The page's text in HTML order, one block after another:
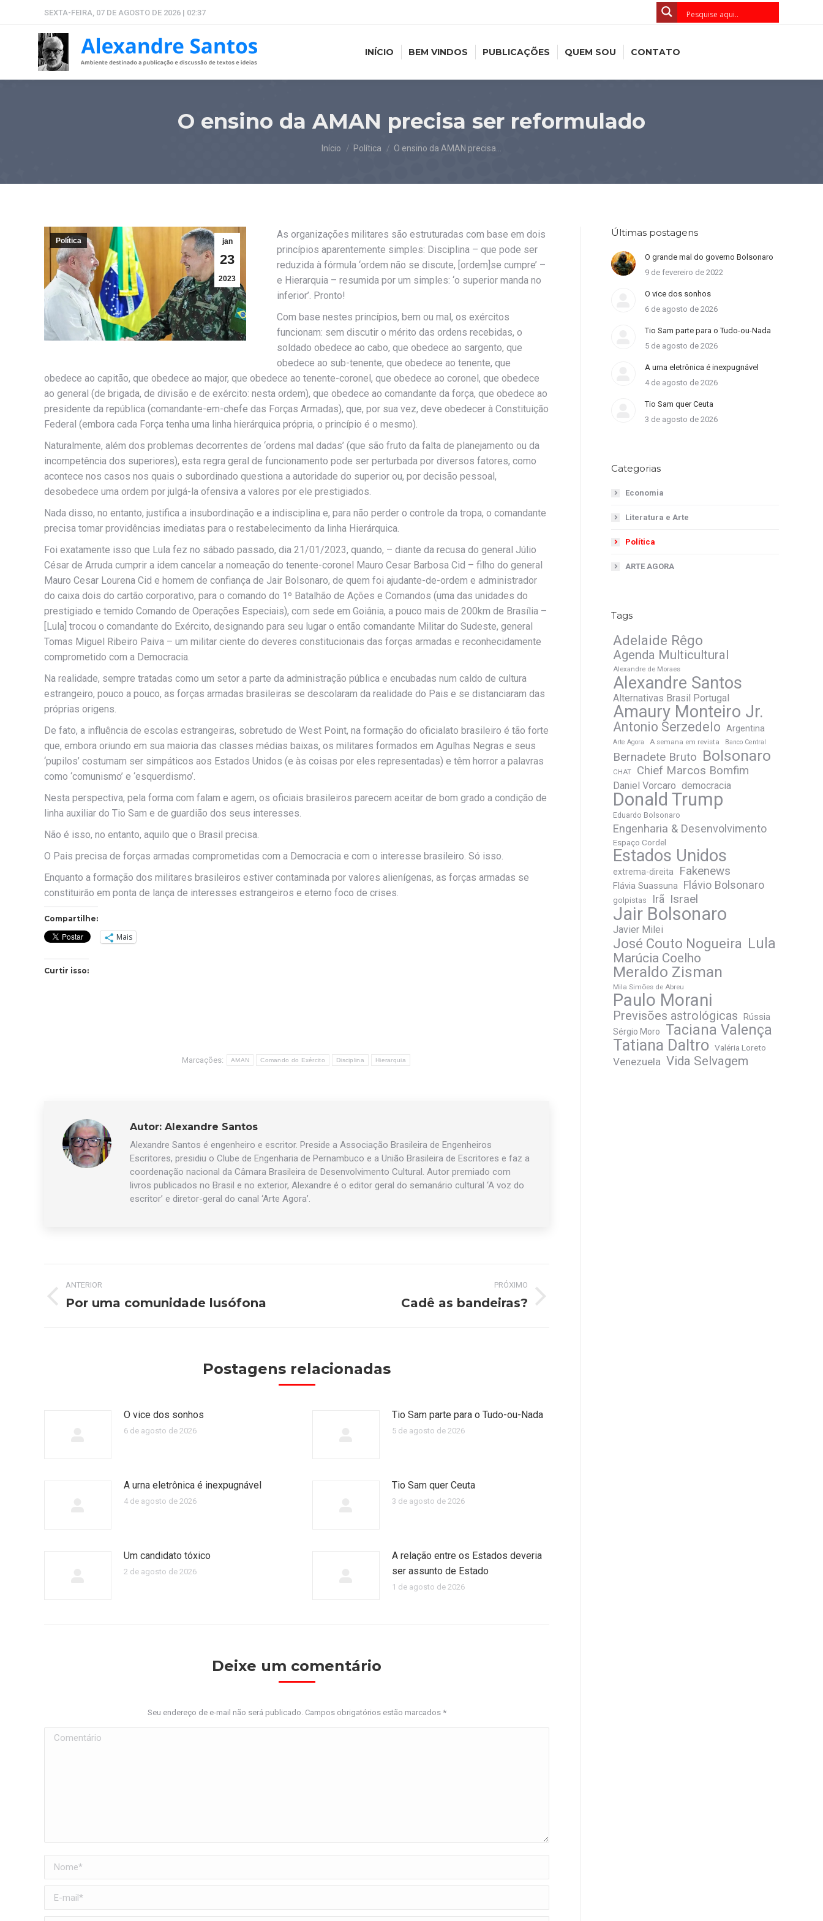
SEXTA-FEIRA, 07 DE AGOSTO DE 2026 | 02:37
INÍCIO BEM VINDOS PUBLICAÇÕES QUEM SOU CONTATO
O ensino da AMAN precisa ser reformulado
Você está aqui:
Início Política O ensino da AMAN precisa…
jan
23
2023
Política
As organizações militares são estruturadas com base em dois
princípios aparentemente simples: Disciplina – que pode ser
reduzida à fórmula ‘ordem não se discute, [ordem]se cumpre’ –
e Hierarquia – resumida por um simples: ‘o superior manda no
inferior’. Pronto!
Com base nestes princípios, bem ou mal, os exércitos
funcionam: sem discutir o mérito das ordens recebidas, o
soldado obedece ao cabo, que obedece ao sargento, que
obedece ao sub-tenente, que obedece ao tenente, que
obedece ao capitão, que obedece ao major, que obedece ao tenente-coronel, que obedece ao coronel, que obedece
ao general (de brigada, de divisão e de exército: nesta ordem), que obedece ao comandante da força, que obedece ao
presidente da república (comandante-em-chefe das Forças Armadas), que, por sua vez, deve obedecer à Constituição
Federal (embora cada Força tenha uma linha hierárquica própria, o princípio é o mesmo).
Naturalmente, além dos problemas decorrentes de ‘ordens mal dadas’ (que são fruto da falta de planejamento ou da
incompetência dos superiores), esta regra geral de funcionamento pode ser perturbada por diversos fatores, como
acontece nos casos nos quais o subordinado questiona a autoridade do superior ou, por decisão pessoal,
desobedece uma ordem por julgá-la ofensiva a valores por ele prestigiados.
Nada disso, no entanto, justifica a insubordinação e a indisciplina e, para não perder o controle da tropa, o comandante
precisa tomar providências imediatas para o restabelecimento da linha Hierárquica.
Foi exatamente isso que Lula fez no sábado passado, dia 21/01/2023, quando, – diante da recusa do general Júlio
César de Arruda cumprir a idem cancelar a nomeação do tenente-coronel Mauro Cesar Barbosa Cid – filho do general
Mauro Cesar Lourena Cid e homem de confiança de Jair Bolsonaro, de quem foi ajudante-de-ordem e administrador
do caixa dois do cartão corporativo, para o comando do 1º Batalhão de Ações e Comandos (uma das unidades do
prestigiado e temido Comando de Operações Especiais), com sede em Goiânia, a pouco mais de 200km de Brasília –
[Lula] trocou o comandante do Exército, designando para seu lugar o então comandante Militar do Sudeste, general
Tomas Miguel Ribeiro Paiva – um militar ciente do deveres constitucionais das forças armadas e reconhecidamente
comprometido com a Democracia.
Na realidade, sempre tratadas como um setor a parte da administração pública e encubadas num caldo de cultura
estrangeiro, pouco a pouco, as forças armadas brasileiras se descolaram da realidade do Pais e se distanciaram das
próprias origens.
De fato, a influência de escolas estrangeiras, sobretudo de West Point, na formação do oficialato brasileiro é tão forte
que, embora oriundo em sua maioria das classes médias baixas, os militares formados em Agulhas Negras e seus
‘pupilos’ costumam ser simpáticos aos Estados Unidos (e às coisas por eles representadas) e têm horror a palavras
como ‘comunismo’ e ‘esquerdismo’.
Nesta perspectiva, pela forma com falam e agem, os oficiais brasileiros parecem aceitar de bom grado a condição de
linha auxiliar do Tio Sam e de guardião dos seus interesses.
Não é isso, no entanto, aquilo que o Brasil precisa.
O Pais precisa de forças armadas comprometidas com a Democracia e com o interesse brasileiro. Só isso.
Enquanto a formação dos militares brasileiros estiver contaminada por valores alienígenas, as forças armadas se
constituirão em ponta de lança de interesses estrangeiros e eterno foco de crises.
Compartilhe:
Mais
Curtir isso:
Marcações: AMAN Comando do Exército Disciplina Hierarquia
Autor: Alexandre Santos
Alexandre Santos é engenheiro e escritor. Preside a Associação Brasileira de Engenheiros
Escritores, presidiu o Clube de Engenharia de Pernambuco e a União Brasileira de Escritores e faz a
coordenação nacional da Câmara Brasileira de Desenvolvimento Cultural. Autor premiado com
livros publicados no Brasil e no exterior, Alexandre é o editor geral do semanário cultural ‘A voz do
escritor’ e diretor-geral do canal ‘Arte Agora’.
Navegação
de
ANTERIOR
Post
Por uma comunidade lusófona
PRÓXIMO
Cadê as bandeiras?
Postagens relacionadas
O vice dos sonhos
6 de agosto de 2026
Tio Sam parte para o Tudo-ou-Nada
5 de agosto de 2026
A urna eletrônica é inexpugnável
4 de agosto de 2026
Tio Sam quer Ceuta
3 de agosto de 2026
Um candidato tóxico
2 de agosto de 2026
A relação entre os Estados deveria
ser assunto de Estado
1 de agosto de 2026
Deixe um comentário
Seu endereço de e-mail não será publicado. Campos obrigatórios estão marcados *
Comentário
Nome *
E-mail *
Últimas postagens
O grande mal do governo Bolsonaro
9 de fevereiro de 2022
O vice dos sonhos
6 de agosto de 2026
Tio Sam parte para o Tudo-ou-Nada
5 de agosto de 2026
A urna eletrônica é inexpugnável
4 de agosto de 2026
Tio Sam quer Ceuta
3 de agosto de 2026
Categorias
Economia
Literatura e Arte
Política
ARTE AGORA
Tags
Adelaide Rêgo
Agenda Multicultural
Alexandre de Moraes
Alexandre Santos
Alternativas Brasil Portugal
Amaury Monteiro Jr.
Antonio Serzedelo Argentina
Arte Agora A semana em revista Banco Central
Bernadete Bruto Bolsonaro
CHAT Chief Marcos Bomfim
Daniel Vorcaro democracia
Donald Trump
Eduardo Bolsonaro
Engenharia & Desenvolvimento
Espaço Cordel
Estados Unidos
extrema-direita Fakenews
Flávia Suassuna Flávio Bolsonaro
golpistas Irã Israel
Jair Bolsonaro
Javier Milei
José Couto Nogueira Lula
Marúcia Coelho
Meraldo Zisman
Mila Simões de Abreu
Paulo Morani
Previsões astrológicas Rússia
Sérgio Moro Taciana Valença
Tatiana Daltro Valéria Loreto
Venezuela Vida Selvagem